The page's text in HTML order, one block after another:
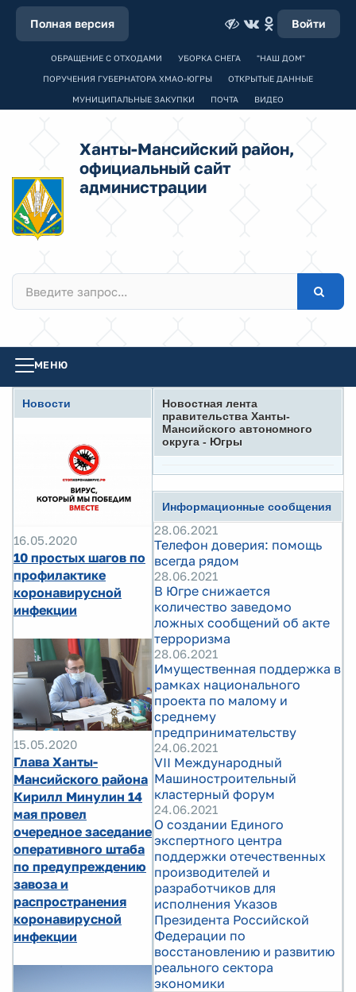
Полная версия Войти
ОБРАЩЕНИЕ С ОТХОДАМИ УБОРКА СНЕГА "НАШ ДОМ"
ПОРУЧЕНИЯ ГУБЕРНАТОРА ХМАО-ЮГРЫ ОТКРЫТЫЕ ДАННЫЕ
МУНИЦИПАЛЬНЫЕ ЗАКУПКИ ПОЧТА ВИДЕО
Ханты-Мансийский район,
официальный сайт
администрации
МЕНЮ
Новости
16.05.2020
10 простых шагов по
профилактике
коронавирусной
инфекции
15.05.2020
Глава Ханты-
Мансийского района
Кирилл Минулин 14
мая провел
очередное заседание
оперативного штаба
по предупреждению
завоза и
распространения
коронавирусной
инфекции
Новостная лента
правительства Ханты-
Мансийского автономного
округа - Югры
Информационные сообщения
28.06.2021
Телефон доверия: помощь
всегда рядом
28.06.2021
В Югре снижается
количество заведомо
ложных сообщений об акте
терроризма
28.06.2021
Имущественная поддержка в
рамках национального
проекта по малому и
среднему
предпринимательству
24.06.2021
VII Международный
Машиностроительный
кластерный форум
24.06.2021
О создании Единого
экспертного центра
поддержки отечественных
производителей и
разработчиков для
исполнения Указов
Президента Российской
Федерации по
восстановлению и развитию
реального сектора
экономики